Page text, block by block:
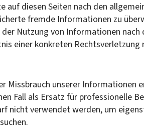
diesen Seiten nach den
fremde Informationen zu
Nutzung von Informationen
einer konkreten
Missbrauch unserer
Fall als Ersatz für professionelle
nicht verwendet werden, um